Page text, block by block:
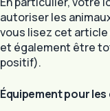
autoriser les
vous lisez cet article
et également être
positif).
Équipement pour